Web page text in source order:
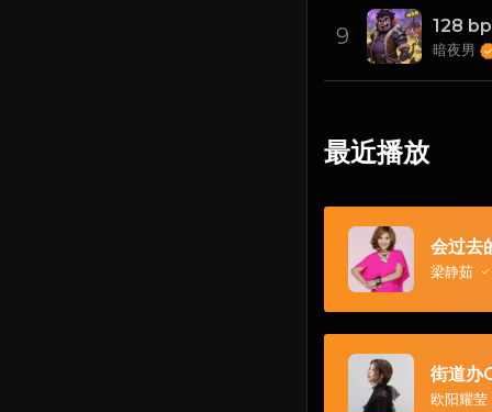
9 暗夜男
最近播放
会过去
梁静茹
街道办
欧阳耀莹